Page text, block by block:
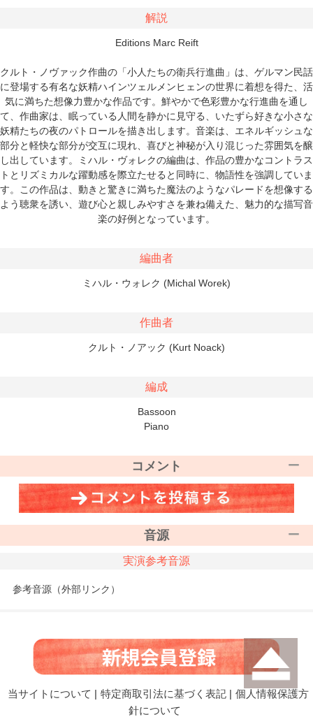
解説
Editions Marc Reift
クルト・ノヴァック作曲の「小人たちの衛兵行進曲」は、ゲルマン民話
に登場する有名な妖精ハインツェルメンヒェンの世界に着想を得た、活
気に満ちた想像力豊かな作品です。鮮やかで色彩豊かな行進曲を通し
て、作曲家は、眠っている人間を静かに見守る、いたずら好きな小さな
妖精たちの夜のパトロールを描き出します。音楽は、エネルギッシュな
部分と軽快な部分が交互に現れ、喜びと神秘が入り混じった雰囲気を醸
し出しています。ミハル・ヴォレクの編曲は、作品の豊かなコントラス
トとリズミカルな躍動感を際立たせると同時に、物語性を強調していま
す。この作品は、動きと驚きに満ちた魔法のようなパレードを想像する
よう聴衆を誘い、遊び心と親しみやすさを兼ね備えた、魅力的な描写音
楽の好例となっています。
編曲者
ミハル・ウォレク (Michal Worek)
作曲者
クルト・ノアック (Kurt Noack)
編成
Bassoon
Piano
コメント
音源
実演参考音源
参考音源（外部リンク）
当サイトについて | 特定商取引法に基づく表記 | 個人情報保護方
針について